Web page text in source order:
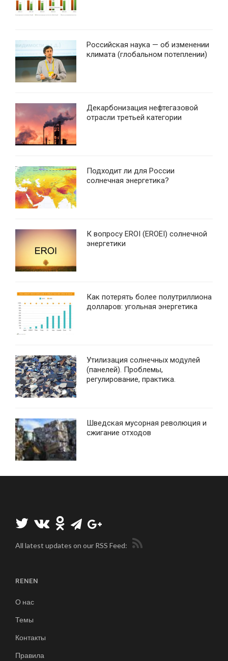
Российская наука — об изменении
климата (глобальном потеплении)
Декарбонизация нефтегазовой
отрасли третьей категории
Подходит ли для России
солнечная энергетика?
К вопросу EROI (EROEI) солнечной
энергетики
Как потерять более полутриллиона
долларов: угольная энергетика
Утилизация солнечных модулей
(панелей). Проблемы,
регулирование, практика.
Шведская мусорная революция и
сжигание отходов
All latest updates on our RSS Feed:
RENEN
О нас
Темы
Контакты
Правила